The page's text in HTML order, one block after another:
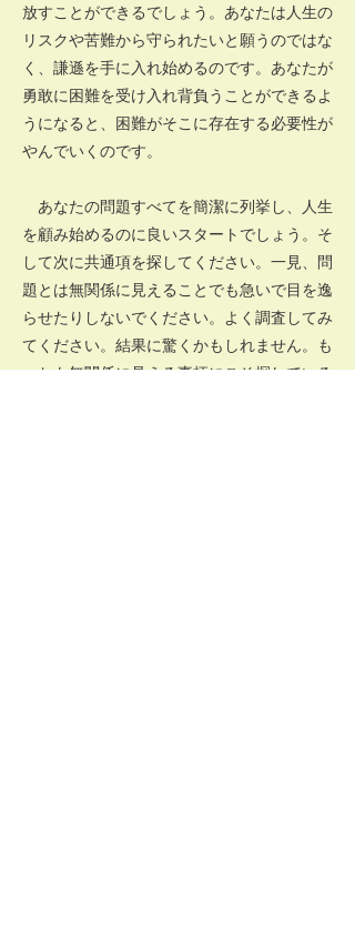
放すことができるでしょう。あなたは人生の
リスクや苦難から守られたいと願うのではな
く、謙遜を手に入れ始めるのです。あなたが
勇敢に困難を受け入れ背負うことができるよ
うになると、困難がそこに存在する必要性が
やんでいくのです。
あなたの問題すべてを簡潔に列挙し、人生
を顧み始めるのに良いスタートでしょう。そ
して次に共通項を探してください。一見、問
題とは無関係に見えることでも急いで目を逸
らせたりしないでください。よく調査してみ
てください。結果に驚くかもしれません。も
っとも無関係に見える事柄にこそ探している